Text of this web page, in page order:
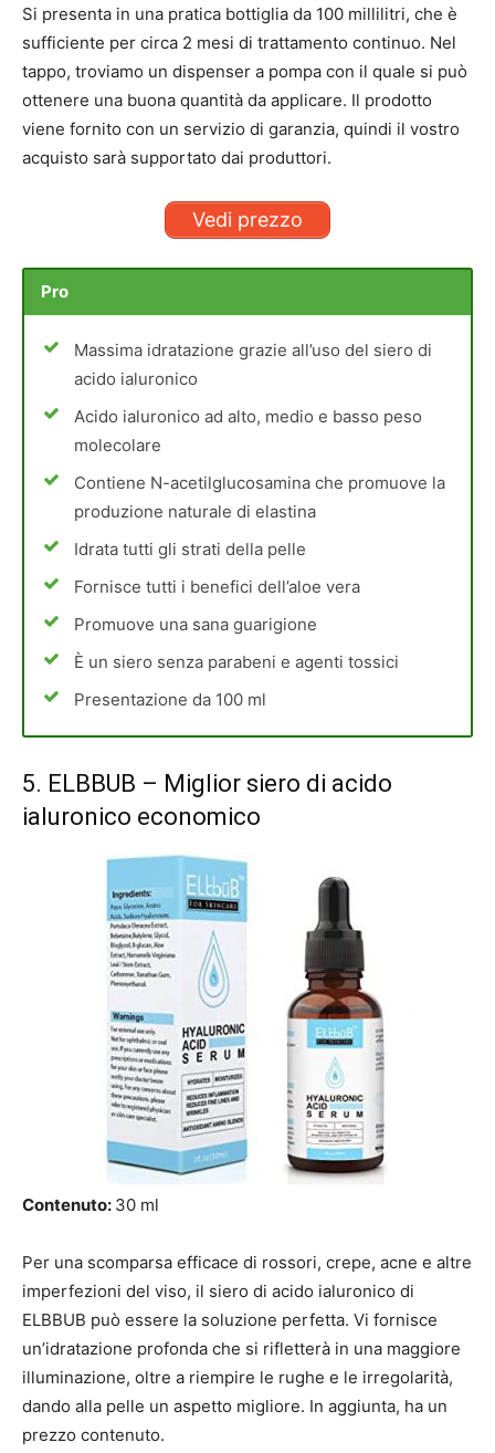
Si presenta in una pratica bottiglia da 100 millilitri, che è
sufficiente per circa 2 mesi di trattamento continuo. Nel
tappo, troviamo un dispenser a pompa con il quale si può
ottenere una buona quantità da applicare. Il prodotto
viene fornito con un servizio di garanzia, quindi il vostro
acquisto sarà supportato dai produttori.
Vedi prezzo
Pro
Massima idratazione grazie all’uso del siero di
acido ialuronico
Acido ialuronico ad alto, medio e basso peso
molecolare
Contiene N-acetilglucosamina che promuove la
produzione naturale di elastina
Idrata tutti gli strati della pelle
Fornisce tutti i benefici dell’aloe vera
Promuove una sana guarigione
È un siero senza parabeni e agenti tossici
Presentazione da 100 ml
5. ELBBUB – Miglior siero di acido
ialuronico economico
Contenuto: 30 ml
Per una scomparsa efficace di rossori, crepe, acne e altre
imperfezioni del viso, il siero di acido ialuronico di
ELBBUB può essere la soluzione perfetta. Vi fornisce
un’idratazione profonda che si rifletterà in una maggiore
illuminazione, oltre a riempire le rughe e le irregolarità,
dando alla pelle un aspetto migliore. In aggiunta, ha un
prezzo contenuto.